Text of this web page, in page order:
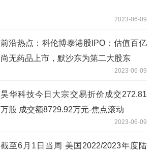
2023-06-09
前沿热点：科伦博泰港股IPO：估值百亿
尚无药品上市，默沙东为第二大股东
2023-06-09
昊华科技今日大宗交易折价成交272.81
万股 成交额8729.92万元-焦点滚动
2023-06-09
截至6月1日当周 美国2022/2023年度陆